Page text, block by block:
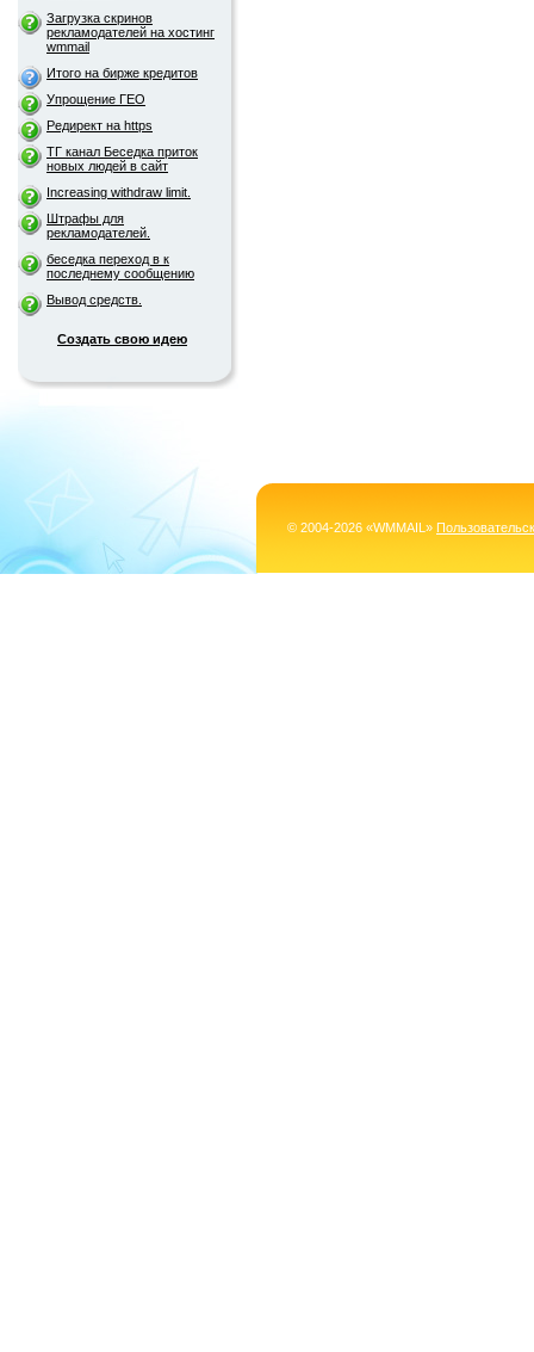
Загрузка скринов
рекламодателей на хостинг
wmmail
Итого на бирже кредитов
Упрощение ГЕО
Редирект на https
ТГ канал Беседка приток
новых людей в сайт
Increasing withdraw limit.
Штрафы для
рекламодателей.
беседка переход в к
последнему сообщению
Вывод средств.
Создать свою идею
© 2004-2026 «WMMAIL»